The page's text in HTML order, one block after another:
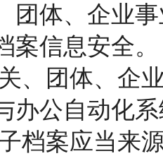
团体、企业
案信息安全。
、团体、企
办公自动化
档案应当来